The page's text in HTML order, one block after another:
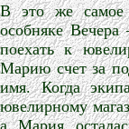
В это же самое
особняке
поехать к
Марию счет за
имя. Когда
ювелирному
а Мария